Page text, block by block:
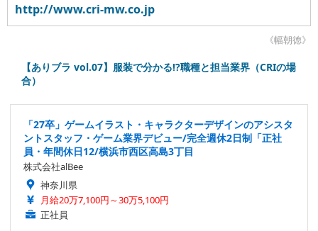
http://www.cri-mw.co.jp
《幅朝徳》
【ありブラ vol.07】服装で分かる!?職種と担当業界（CRIの場
合）
「27卒」ゲームイラスト・キャラクターデザインのアシスタ
ントスタッフ・ゲーム業界デビュー/完全週休2日制「正社
員・年間休日12/横浜市西区高島3丁目
株式会社alBee
神奈川県
月給20万7,100円～30万5,100円
正社員